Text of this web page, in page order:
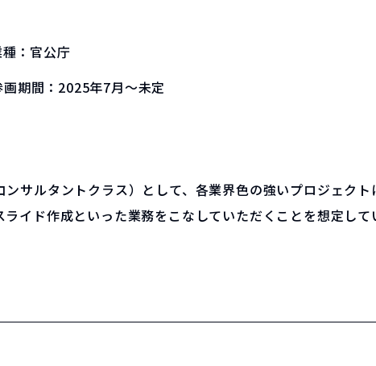
： 官公庁
期間： 2025年7月～未定
サルタントクラス）として、各業界色の強いプロジェクト
イド作成といった業務をこなしていただくことを想定して